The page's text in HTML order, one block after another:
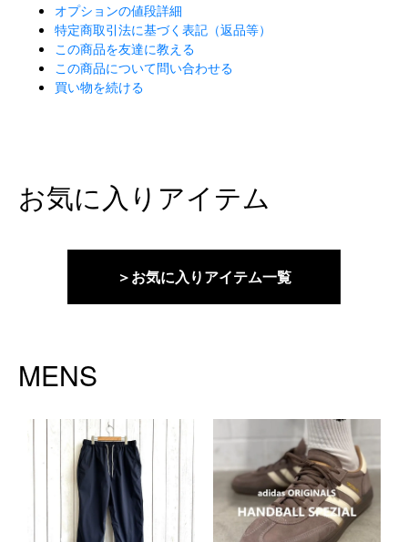
オプションの値段詳細
特定商取引法に基づく表記（返品等）
この商品を友達に教える
この商品について問い合わせる
買い物を続ける
お気に入りアイテム
＞お気に入りアイテム一覧
MENS